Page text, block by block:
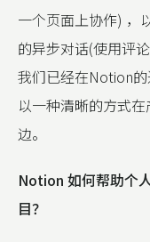
一个页面上协作) ，
的异步对话(使用评
我们已经在Notion
以一种清晰的方式
边。
Notion 如何帮助个
目？